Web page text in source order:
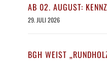
AB 02. AUGUST:
29. JULI 2026
BGH WEIST